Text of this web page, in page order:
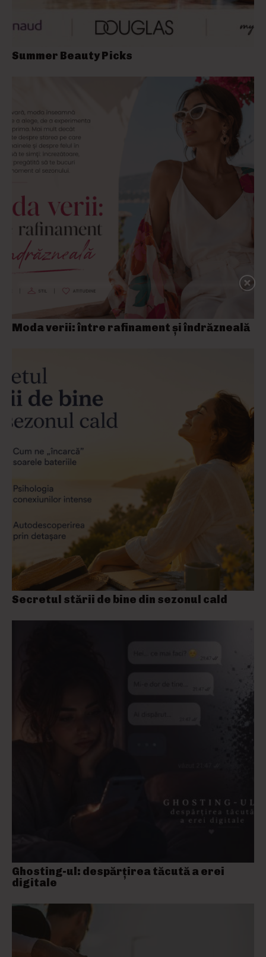
Summer Beauty Picks
Moda verii: între rafinament și îndrăzneală
Secretul stării de bine din sezonul cald
Ghosting-ul: despărțirea tăcută a erei
digitale